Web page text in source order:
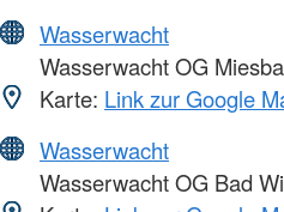
Wasserwacht
Wasserwacht OG
Karte: Link zur Google
Wasserwacht
Wasserwacht OG Bad